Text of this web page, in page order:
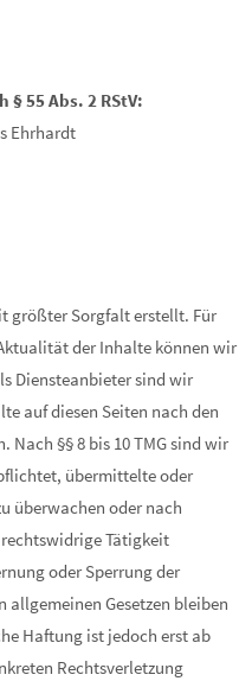
55 Abs. 2 RStV:
Ehrhardt
größter Sorgfalt erstellt. Für
der Inhalte können wir
Diensteanbieter sind wir
auf diesen Seiten nach den
§§ 8 bis 10 TMG sind wir
übermittelte oder
überwachen oder nach
Tätigkeit
oder Sperrung der
Gesetzen bleiben
Haftung ist jedoch erst ab
Rechtsverletzung